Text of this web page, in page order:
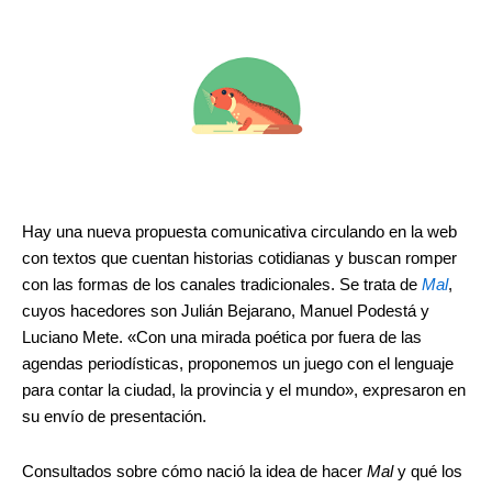
Hay una nueva propuesta comunicativa circulando en la web
con textos que cuentan historias cotidianas y buscan romper
con las formas de los canales tradicionales. Se trata de Mal,
cuyos hacedores son Julián Bejarano, Manuel Podestá y
Luciano Mete. «Con una mirada poética por fuera de las
agendas periodísticas, proponemos un juego con el lenguaje
para contar la ciudad, la provincia y el mundo», expresaron en
su envío de presentación.
Consultados sobre cómo nació la idea de hacer Maly qué los